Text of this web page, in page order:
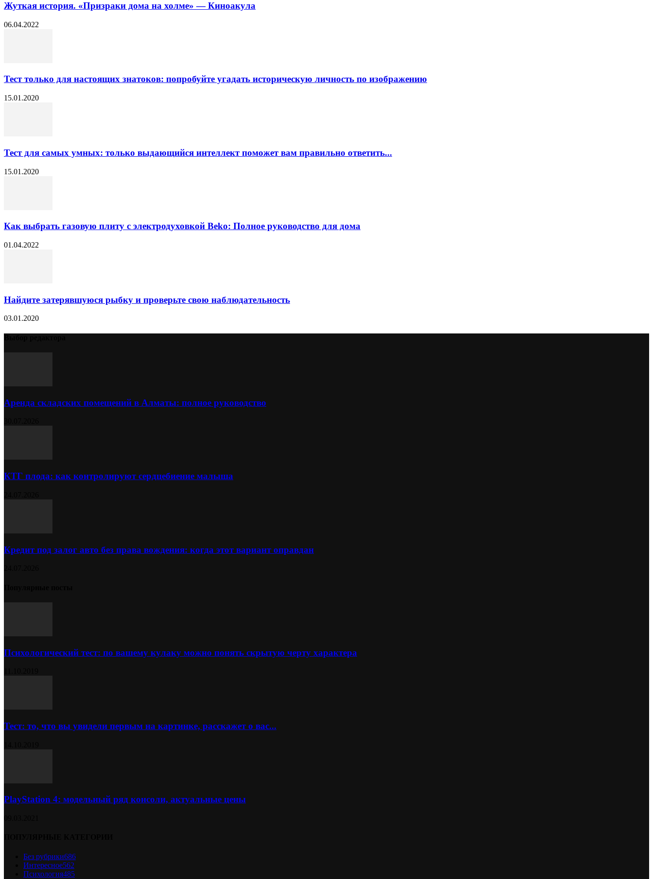
Жуткая история. «Призраки дома на холме» — Киноакула
06.04.2022
Тест только для настоящих знатоков: попробуйте угадать историческую личность по изображению
15.01.2020
Тест для самых умных: только выдающийся интеллект поможет вам правильно ответить...
15.01.2020
Как выбрать газовую плиту с электродуховкой Beko: Полное руководство для дома
01.04.2022
Найдите затерявшуюся рыбку и проверьте свою наблюдательность
03.01.2020
Аренда складских помещений в Алматы: полное руководство
КТГ плода: как контролируют сердцебиение малыша
Кредит под залог авто без права вождения: когда этот вариант оправдан
Психологический тест: по вашему кулаку можно понять скрытую черту характера
Тест: то, что вы увидели первым на картинке, расскажет о вас...
PlayStation 4: модельный ряд консоли, актуальные цены
Без рубрики686
Интересное562
Психология485